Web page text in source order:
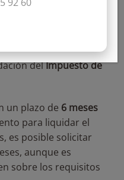
español.
a realizar tras
delImpuesto de
un plazo de 6 meses
para liquidar el
es posible solicitar
aunque es
sobre los requisitos